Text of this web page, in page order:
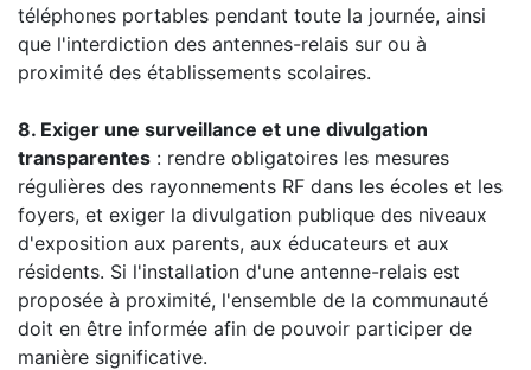
téléphones portables pendant toute la journée, ainsi
que l'interdiction des antennes-relais sur ou à
proximité des établissements scolaires.
8. Exiger une surveillance et une divulgation
transparentes : rendre obligatoires les mesures
régulières des rayonnements RF dans les écoles et les
foyers, et exiger la divulgation publique des niveaux
d'exposition aux parents, aux éducateurs et aux
résidents. Si l'installation d'une antenne-relais est
proposée à proximité, l'ensemble de la communauté
doit en être informée afin de pouvoir participer de
manière significative.